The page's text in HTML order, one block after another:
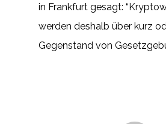
in Frankfurt gesagt:
werden deshalb über kurz
Gegenstand von